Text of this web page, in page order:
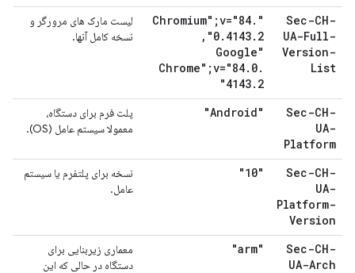
Sec-CH-
UA-Full-
Version-
List
"Chromium";v="84
.
0. 4143. 2"
,
"Google
Chrome";v="84. 0.
4143. 2"
لیست مارک های مرورگر و
نسخه کامل آنها.
Sec-CH-
UA-
Platform
"Android"
پلت فرم برای دستگاه،
معمولا سیستم عامل (OS).
Sec-CH-
UA-
Platform-
Version
"10"
نسخه برای پلتفرم یا سیستم
عامل.
Sec-CH-
UA-Arch
"arm"
معماری زیربنایی برای
دستگاه در حالی که این